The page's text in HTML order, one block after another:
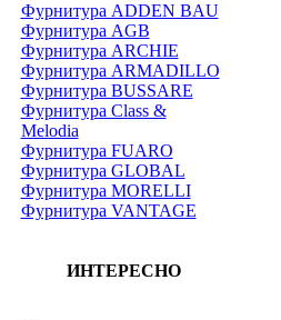
Фурнитура ADDEN BAU
Фурнитура AGB
Фурнитура ARCHIE
Фурнитура ARMADILLO
Фурнитура BUSSARE
Фурнитура Class &
Melodia
Фурнитура FUARO
Фурнитура GLOBAL
Фурнитура MORELLI
Фурнитура VANTAGE
ИНТЕРЕСНО